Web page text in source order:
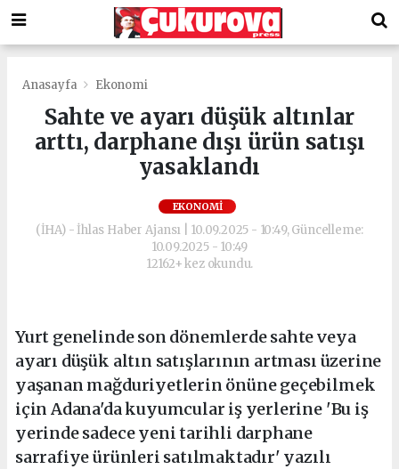
Anasayfa Ekonomi
Sahte ve ayarı düşük altınlar
arttı, darphane dışı ürün satışı
yasaklandı
EKONOMI
(İHA) - İhlas Haber Ajansı | 10.09.2025 - 10:49, Güncelleme:
10.09.2025 - 10:49
12162+ kez okundu.
Yurt genelinde son dönemlerde sahte veya
ayarı düşük altın satışlarının artması üzerine
yaşanan mağduriyetlerin önüne geçebilmek
için Adana'da kuyumcular iş yerlerine 'Bu iş
yerinde sadece yeni tarihli darphane
sarrafiye ürünleri satılmaktadır' yazılı